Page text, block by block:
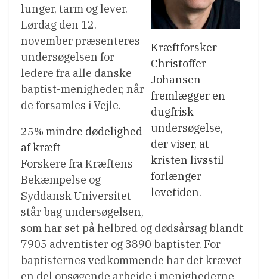
Kræftforsker
Christoffer
Johansen
fremlægger en
dugfrisk
undersøgelse,
der viser, at
kristen livsstil
forlænger
levetiden.
lunger, tarm og lever.
Lørdag den 12.
november præsenteres
undersøgelsen for
ledere fra alle danske
baptist-menigheder, når
de forsamles i Vejle.
25% mindre dødelighed
af kræft
Forskere fra Kræftens
Bekæmpelse og
Syddansk Universitet
står bag undersøgelsen,
som har set på helbred og dødsårsag blandt
7905 adventister og 3890 baptister. For
baptisternes vedkommende har det krævet